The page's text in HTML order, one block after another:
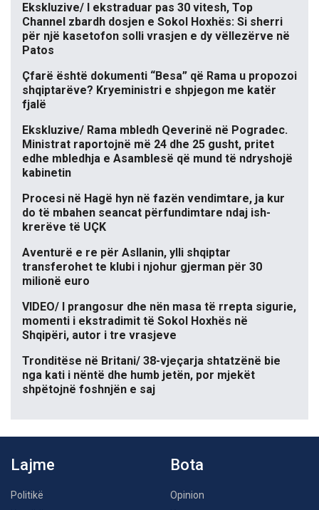
Ekskluzive/ I ekstraduar pas 30 vitesh, Top
Channel zbardh dosjen e Sokol Hoxhës: Si sherri
për një kasetofon solli vrasjen e dy vëllezërve në
Patos
Çfarë është dokumenti “Besa” që Rama u propozoi
shqiptarëve? Kryeministri e shpjegon me katër
fjalë
Ekskluzive/ Rama mbledh Qeverinë në Pogradec.
Ministrat raportojnë më 24 dhe 25 gusht, pritet
edhe mbledhja e Asamblesë që mund të ndryshojë
kabinetin
Procesi në Hagë hyn në fazën vendimtare, ja kur
do të mbahen seancat përfundimtare ndaj ish-
krerëve të UÇK
Aventurë e re për Asllanin, ylli shqiptar
transferohet te klubi i njohur gjerman për 30
milionë euro
VIDEO/ I prangosur dhe nën masa të rrepta sigurie,
momenti i ekstradimit të Sokol Hoxhës në
Shqipëri, autor i tre vrasjeve
Tronditëse në Britani/ 38-vjeçarja shtatzënë bie
nga kati i nëntë dhe humb jetën, por mjekët
shpëtojnë foshnjën e saj
Lajme
Politikë
Bota
Opinion